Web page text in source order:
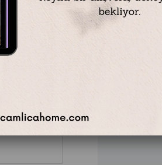
Malzeme: Cam / PP
Ölçü: 31 x 16 x 7,2
Ağırlık: 1127 gr